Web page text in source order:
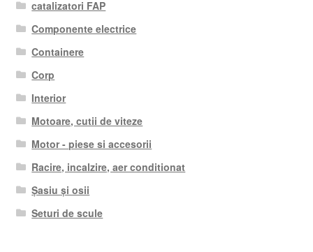
catalizatori FAP
Componente electrice
Containere
Corp
Interior
Motoare, cutii de viteze
Motor - piese si accesorii
Racire, incalzire, aer conditionat
Șasiu și osii
Seturi de scule